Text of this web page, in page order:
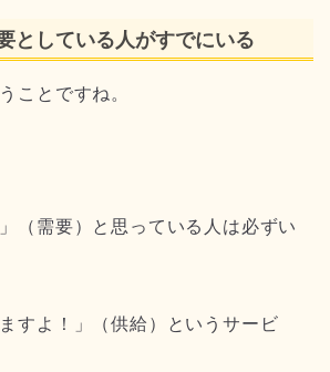
としている人がすでにいる
ことですね。
（需要）と思っている人は必ずい
すよ！」（供給）というサービ